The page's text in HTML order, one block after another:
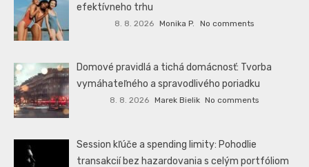
efektívneho trhu
8. 8. 2026 Monika P. No comments
Domové pravidlá a tichá domácnosť: Tvorba
vymáhateľného a spravodlivého poriadku
8. 8. 2026 Marek Bielik No comments
Session kľúče a spending limity: Pohodlie
transakcií bez hazardovania s celým portfóliom